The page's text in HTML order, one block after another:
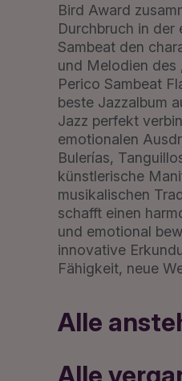
Bird Award
Durchbruch in der
Sambeat den
und Melodien des
Perico Sambeat
beste Jazzalbum
Jazz perfekt
emotionalen
Bulerías,
künstlerische
musikalischen
schafft einen
und emotional
innovative
Fähigkeit, neue
Alle